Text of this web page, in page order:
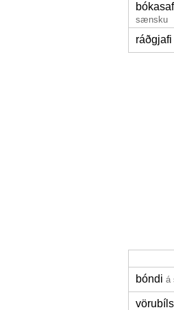
sænsku
ráðgjafi
bóndi á